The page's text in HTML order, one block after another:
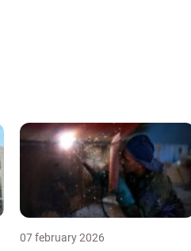
07 february 2026